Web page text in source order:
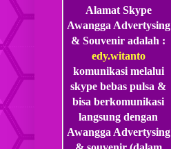
Alamat Skype
Awangga Advertysing
& Souvenir adalah :
edy.witanto
komunikasi melalui
skype bebas pulsa &
bisa berkomunikasi
langsung dengan
Awangga Advertysing